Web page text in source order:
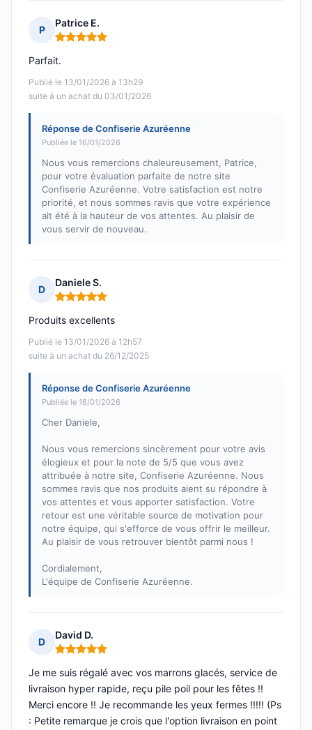
P
Patrice E.
Note : 5 sur 5
Publié le 13/01/2026 à 13h29
suite à un achat du 03/01/2026
Parfait.
Réponse de Confiserie Azuréenne
Publiée le 16/01/2026
Nous vous remercions chaleureusement, Patrice,
pour votre évaluation parfaite de notre site
Confiserie Azuréenne. Votre satisfaction est notre
priorité, et nous sommes ravis que votre expérience
ait été à la hauteur de vos attentes. Au plaisir de
vous servir de nouveau.
D
Daniele S.
Note : 5 sur 5
Publié le 13/01/2026 à 12h57
suite à un achat du 26/12/2025
Produits excellents
Réponse de Confiserie Azuréenne
Publiée le 16/01/2026
Cher Daniele,
Nous vous remercions sincèrement pour votre avis
élogieux et pour la note de 5/5 que vous avez
attribuée à notre site, Confiserie Azuréenne. Nous
sommes ravis que nos produits aient su répondre à
vos attentes et vous apporter satisfaction. Votre
retour est une véritable source de motivation pour
notre équipe, qui s'efforce de vous offrir le meilleur.
Au plaisir de vous retrouver bientôt parmi nous !
Cordialement,
L'équipe de Confiserie Azuréenne.
D
David D.
Note : 5 sur 5
Je me suis régalé avec vos marrons glacés, service de
livraison hyper rapide, reçu pile poil pour les fêtes !!
Merci encore !! Je recommande les yeux fermes !!!!! (Ps
: Petite remarque je crois que l'option livraison en point